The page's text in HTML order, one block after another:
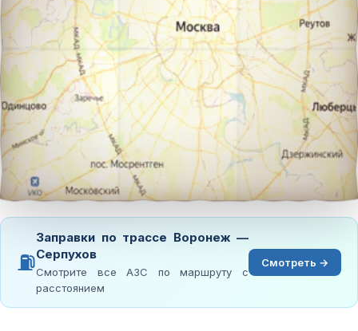
⛽
Заправки по трассе Воронеж —
Серпухов
Смотрите все АЗС по маршруту с
расстоянием
Смотреть →